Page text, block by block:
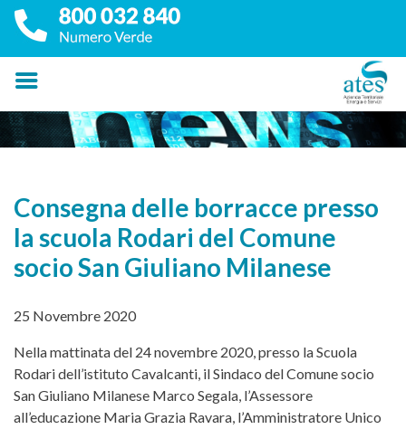
Consegna delle borracce presso
la scuola Rodari del Comune
socio San Giuliano Milanese
25 Novembre 2020
Nella mattinata del 24 novembre 2020, presso la Scuola
Rodari dell’istituto Cavalcanti, il Sindaco del Comune socio
San Giuliano Milanese Marco Segala, l’Assessore
all’educazione Maria Grazia Ravara, l’Amministratore Unico